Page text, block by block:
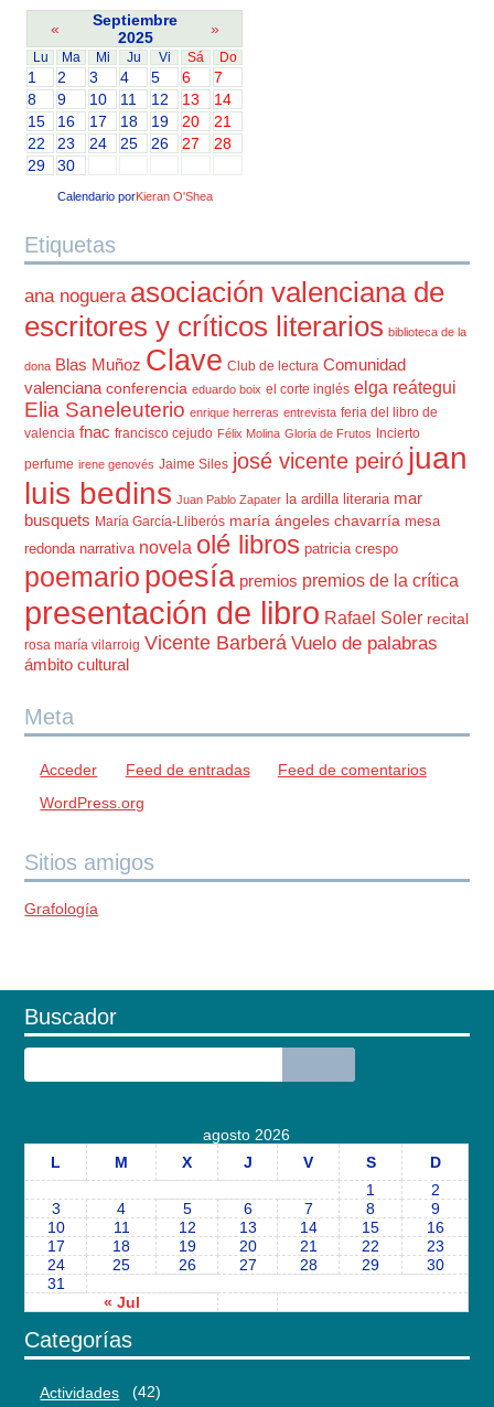
«
Septiembre
2025
»
Lu Ma Mi Ju Vi Sá Do
1 2 3 4 5 6
7
8
9 10 11 12 13
14
15
16 17 18 19 20
21
22
23 24 25 26 27
28
29
30
Calendario porKieran O'Shea
Etiquetas
ana noguera asociación valenciana de
escritores y críticos literarios biblioteca de la
dona Blas Muñoz Clave Club de lectura Comunidad
valenciana conferencia eduardo boix el corte inglés elga reátegui
Elia Saneleuterio enrique herreras entrevista feria del libro de
valencia fnac francisco cejudo Félix Molina Gloria de Frutos
Incierto
perfume irene genovés Jaime Siles josé vicente peiró juan
luis bedins Juan Pablo Zapater la ardilla literaria mar
busquets María García-Lliberós maría ángeles chavarría mesa
redonda narrativa novela olé libros patricia crespo
poemario poesía premios premios de la crítica
presentación de libro Rafael Soler recital
rosa maría vilarroig Vicente Barberá Vuelo de palabras
ámbito cultural
Meta
Acceder Feed de entradas
Feed de comentarios
WordPress.org
Sitios amigos
Grafología
Buscador
agosto 2026
L
M X J V S D
« Jul
1
2
3
4 5 6 7 8
9
10
11 12 13 14 15
16
17
18 19 20 21 22
23
24
25 26 27 28 29
30
31
Categorías
Actividades
(42)